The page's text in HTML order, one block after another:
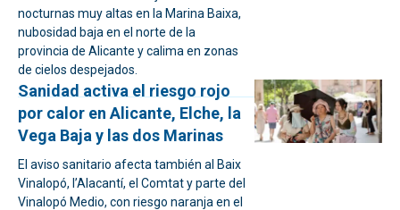
nocturnas muy altas en la Marina Baixa,
nubosidad baja en el norte de la
provincia de Alicante y calima en zonas
de cielos despejados.
Sanidad activa el riesgo rojo
por calor en Alicante, Elche, la
Vega Baja y las dos Marinas
El aviso sanitario afecta también al Baix
Vinalopó, l’Alacantí, el Comtat y parte del
Vinalopó Medio, con riesgo naranja en el